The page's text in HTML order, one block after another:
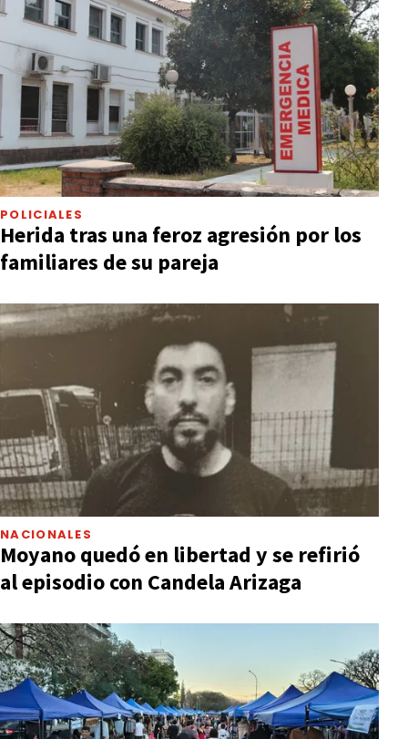
POLICIALES
Herida tras una feroz agresión por los
familiares de su pareja
NACIONALES
Moyano quedó en libertad y se refirió
al episodio con Candela Arizaga